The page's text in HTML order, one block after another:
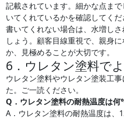
記載されています。細かな点ま
いてくれているかを確認してく
書いてくれない場合は、水増し
しょう。顧客目線重視で、親身
か、見極めることが大切です。
6．ウレタン塗料で
ウレタン塗料やウレタン塗装工
た。ご一読ください。
Q．ウレタン塗料の耐熱温度は
A．ウレタン塗料の耐熱温度は